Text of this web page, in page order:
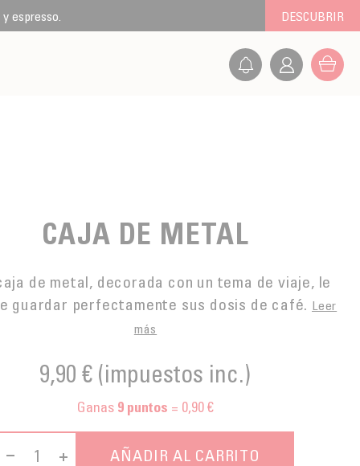
espresso. DESCUBRIR
CAJA DE METAL
de metal, decorada con un tema de viaje, le
guardar perfectamente sus dosis de café. Leer
más
9,90 € (impuestos inc.)
Ganas 9puntos = 0,90 €
AÑADIR AL CARRITO